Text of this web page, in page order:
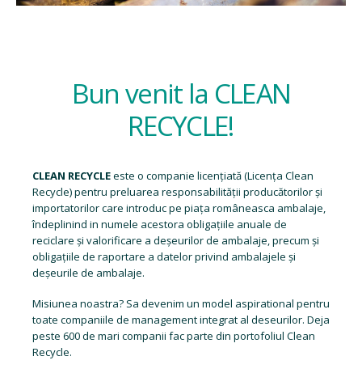
Bun venit la CLEAN
RECYCLE!
CLEAN RECYCLEeste o companie licențiată (Licența Clean
Recycle) pentru preluarea responsabilității producătorilor și
importatorilor care introduc pe piața româneasca ambalaje,
îndeplinind in numele acestora obligațiile anuale de
reciclare și valorificare a deșeurilor de ambalaje, precum și
obligațiile de raportare a datelor privind ambalajele și
deșeurile de ambalaje.
Misiunea noastra? Sa devenim un model aspirational pentru
toate companiile de management integrat al deseurilor. Deja
peste 600 de mari companii fac parte din portofoliul Clean
Recycle.